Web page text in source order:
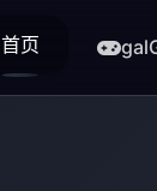
首页